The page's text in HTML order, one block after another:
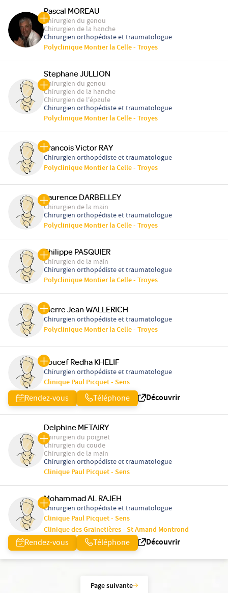
Pascal MOREAU
Chirurgien du genou
Chirurgien de la hanche
Chirurgien orthopédiste et traumatologue
Polyclinique Montier la Celle - Troyes
Stephane JULLION
Chirurgien du genou
Chirurgien de la hanche
Chirurgien de l'épaule
Chirurgien orthopédiste et traumatologue
Polyclinique Montier la Celle - Troyes
Francois Victor RAY
Chirurgien orthopédiste et traumatologue
Polyclinique Montier la Celle - Troyes
Laurence DARBELLEY
Chirurgien de la main
Chirurgien orthopédiste et traumatologue
Polyclinique Montier la Celle - Troyes
Philippe PASQUIER
Chirurgien de la main
Chirurgien orthopédiste et traumatologue
Polyclinique Montier la Celle - Troyes
Pierre Jean WALLERICH
Chirurgien orthopédiste et traumatologue
Polyclinique Montier la Celle - Troyes
Youcef Redha KHELIF
Chirurgien orthopédiste et traumatologue
Clinique Paul Picquet - Sens
Rendez-vous Téléphone Découvrir
Delphine METAIRY
Chirurgien du poignet
Chirurgien du coude
Chirurgien de la main
Chirurgien orthopédiste et traumatologue
Clinique Paul Picquet - Sens
Mohammad AL RAJEH
Chirurgien orthopédiste et traumatologue
Clinique Paul Picquet - Sens
Clinique des Grainetières - St Amand Montrond
Rendez-vous Téléphone Découvrir
Page suivante